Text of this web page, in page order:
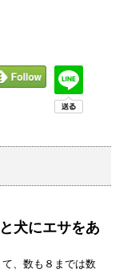
犬にエサをあ
、数も８までは数